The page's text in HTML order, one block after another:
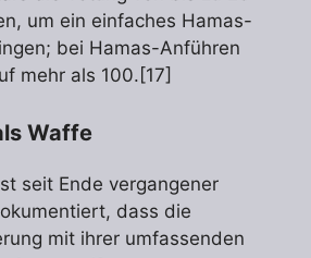
um ein einfaches Hamas-
bei Hamas-Anführen
mehr als 100.[17]
Waffe
seit Ende vergangener
dass die
mit ihrer umfassenden